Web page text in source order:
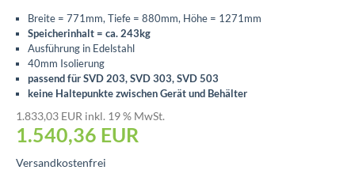
Breite = 771mm, Tiefe = 880mm, Höhe = 1271mm
Speicherinhalt = ca. 243kg
Ausführung in Edelstahl
40mm Isolierung
passend für SVD 203, SVD 303, SVD 503
keine Haltepunkte zwischen Gerät und Behälter
1.833,03 EUR inkl. 19 % MwSt.
1.540,36 EUR
Versandkostenfrei